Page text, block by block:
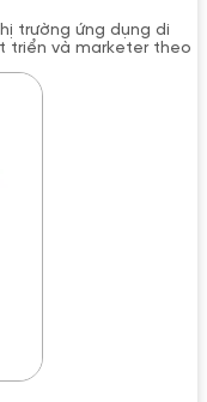
trường ứng dụng di
triển và marketer theo
app.